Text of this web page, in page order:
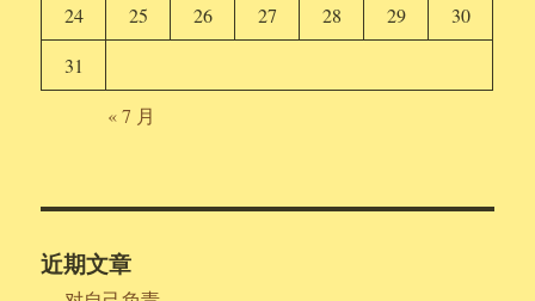
24
25 26 27 28 29
30
31
« 7 月
近期文章